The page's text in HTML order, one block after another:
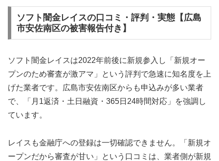
ソフト闇金レイスの口コミ・評判・実態【広島
市安佐南区の被害報告付き】
ソフト闇金レイスは2022年前後に新規参入し「新規オー
プンのため審査が激アマ」という評判で急速に知名度を上
げた業者です。広島市安佐南区からも申込みが多い業者
で、「月1返済・土日融資・365日24時間対応」を強調し
ています。
レイスも金融庁への登録は一切確認できません。「新規オ
ープンだから審査が甘い」という口コミは、業者側が新規